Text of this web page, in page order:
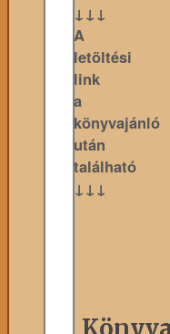
↓↓↓
A
letöltési
link
a
könyvajánló
után
található
↓↓↓